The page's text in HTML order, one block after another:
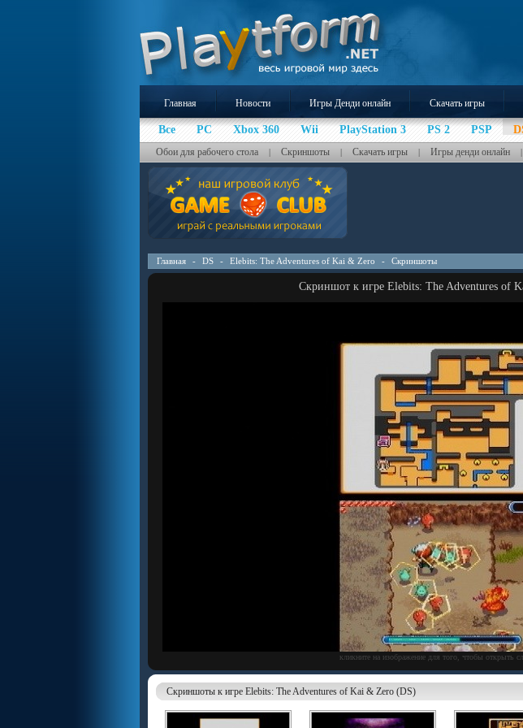
Главная Новости Игры Денди онлайн Скачать игры
Все PC Xbox 360 Wii PlayStation 3 PS 2 PSP
Обои для рабочего стола | Скриншоты | Скачать игры | Игры денди онлайн |
Главная - DS - Elebits: The Adventures of Kai & Zero - Скриншоты
Скриншот к игре Elebits: The Adventures of
кликните на изображение для того, чтобы открыть
Скриншоты к игре Elebits: The Adventures of Kai & Zero (DS)